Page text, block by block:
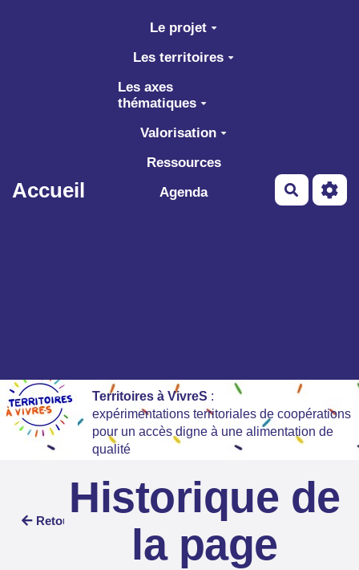
Aller au contenu principal
Accueil
Le projet
Les territoires
Les axes
thématiques
Valorisation
Ressources
Agenda
Territoires à VivreS :
expérimentations territoriales de coopérations
pour un accès digne à une alimentation de
qualité
Retour Historique de
la page